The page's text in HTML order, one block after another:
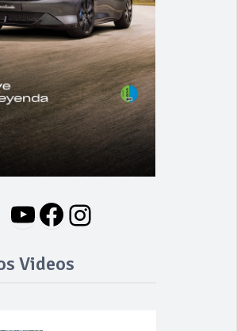
i3: Y
Serie 3
YouTube
Facebook
Instagram
Videos